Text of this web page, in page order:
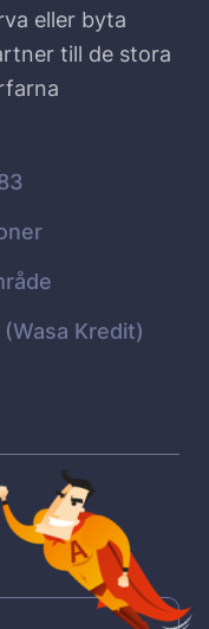
eller byta
till de stora
Kredit)